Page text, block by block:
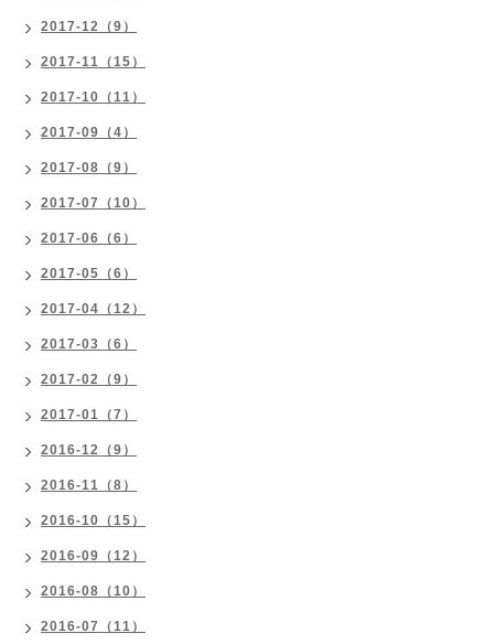
2017-12（9）
2017-11（15）
2017-10（11）
2017-09（4）
2017-08（9）
2017-07（10）
2017-06（6）
2017-05（6）
2017-04（12）
2017-03（6）
2017-02（9）
2017-01（7）
2016-12（9）
2016-11（8）
2016-10（15）
2016-09（12）
2016-08（10）
2016-07（11）